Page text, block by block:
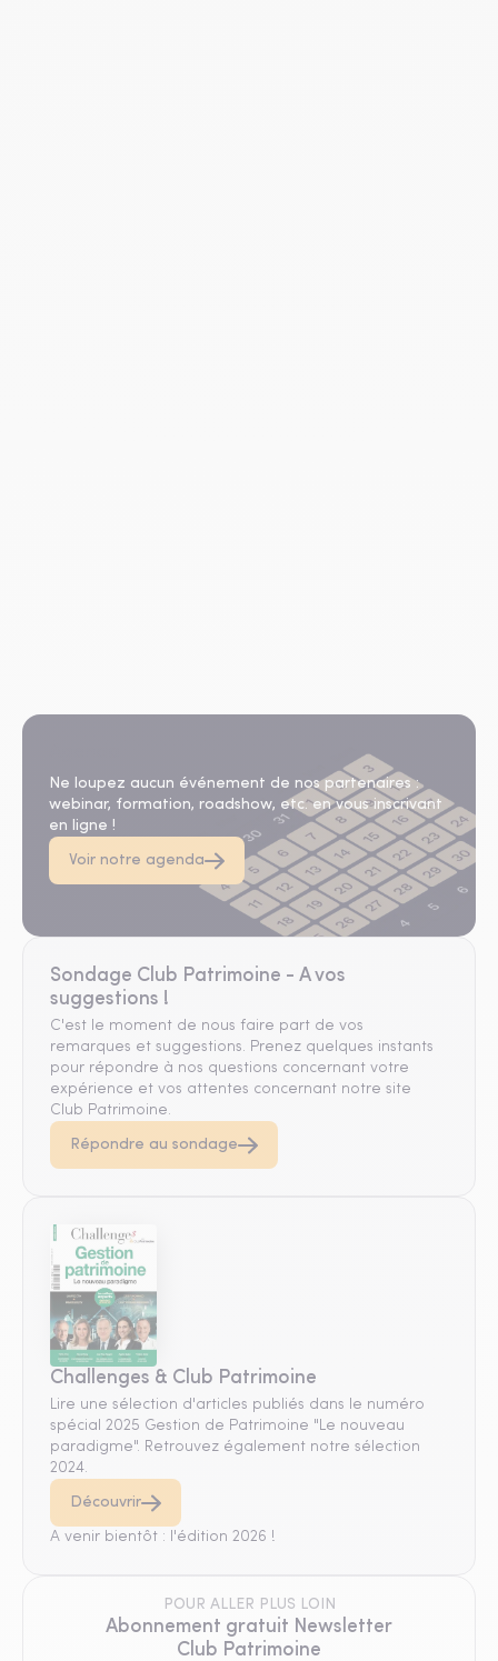
Ne loupez aucun événement de nos partenaires :
webinar, formation, roadshow, etc. en vous inscrivant
en ligne !
Voir notre agenda
Sondage Club Patrimoine - A vos
suggestions !
C'est le moment de nous faire part de vos
remarques et suggestions. Prenez quelques instants
pour répondre à nos questions concernant votre
expérience et vos attentes concernant notre site
Club Patrimoine.
Répondre au sondage
Challenges & Club Patrimoine
Lire une sélection d'articles publiés dans le numéro
spécial 2025 Gestion de Patrimoine "Le nouveau
paradigme". Retrouvez également notre sélection
2024.
Découvrir
A venir bientôt : l'édition 2026 !
POUR ALLER PLUS LOIN
Abonnement gratuit Newsletter
Club Patrimoine